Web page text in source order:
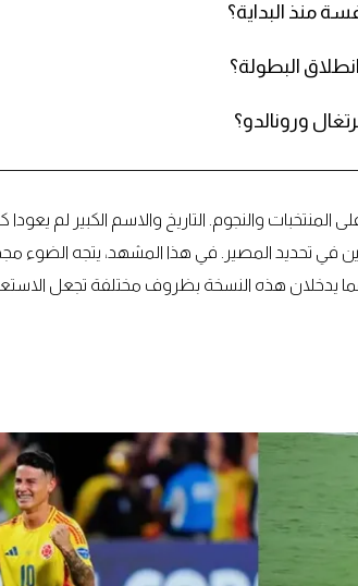
منذ البداية؟
البطولة؟
ورونالدو؟
معايير الحكم على المنتخبات والنجوم. التاريخ والاسم الكبير لم
في تحديد المصير. في هذا المشهد، يتجه الضوء
يدخلان هذه النسخة بظروف مختلفة تجعل